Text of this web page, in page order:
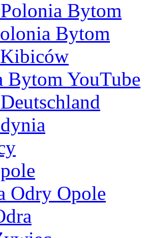
Bytom
Bytom
Bytom YouTube
Odry Opole